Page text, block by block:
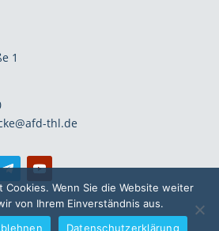
1
thl.de
Cookies. Wenn Sie die Website weiter
von Ihrem Einverständnis aus.
Datenschutzerklärung